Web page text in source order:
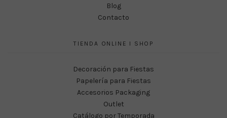
Blog
Contacto
TIENDA ONLINE I SHOP
Decoración para Fiestas
Papelería para Fiestas
Accesorios Packaging
Outlet
Catálogo por Temporada